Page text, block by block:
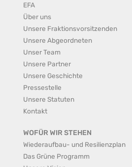
EFA
Über uns
Unsere Fraktionsvorsitzenden
Unsere Abgeordneten
Unser Team
Unsere Partner
Unsere Geschichte
Pressestelle
Unsere Statuten
Kontakt
WOFÜR WIR STEHEN
Wiederaufbau- und Resilienzplan
Das Grüne Programm